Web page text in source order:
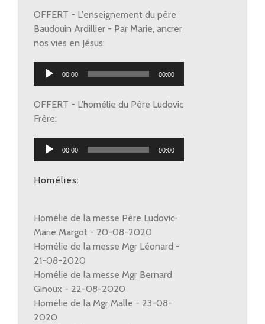
OFFERT - L'enseignement du père
Baudouin Ardillier - Par Marie, ancrer
nos vies en Jésus:
Lecteur
00:00 00:00
OFFERT - L'homélie du Père Ludovic
Frère:
Lecteur
00:00 00:00
Homélies:
Homélie de la messe Père Ludovic-
Marie Margot - 20-08-2020
Homélie de la messe Mgr Léonard -
21-08-2020
Homélie de la messe Mgr Bernard
Ginoux - 22-08-2020
Homélie de la Mgr Malle - 23-08-
2020